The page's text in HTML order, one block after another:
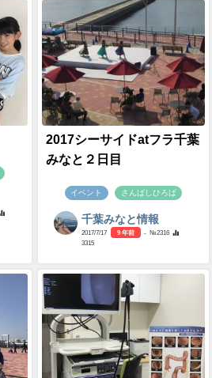
2017シーサイドatフラ千葉
みなと２日目
イベント さんばしひろば
千葉みなと情報
2017/7/17 9 年前
- №2316
3315